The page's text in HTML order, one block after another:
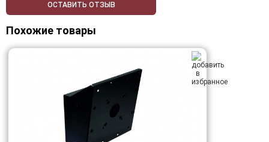
ОСТАВИТЬ ОТЗЫВ
Похожие товары